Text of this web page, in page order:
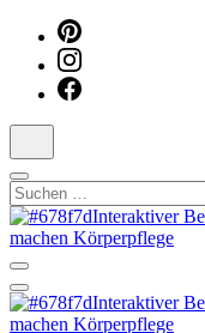
Suchen
nach:
Manuka